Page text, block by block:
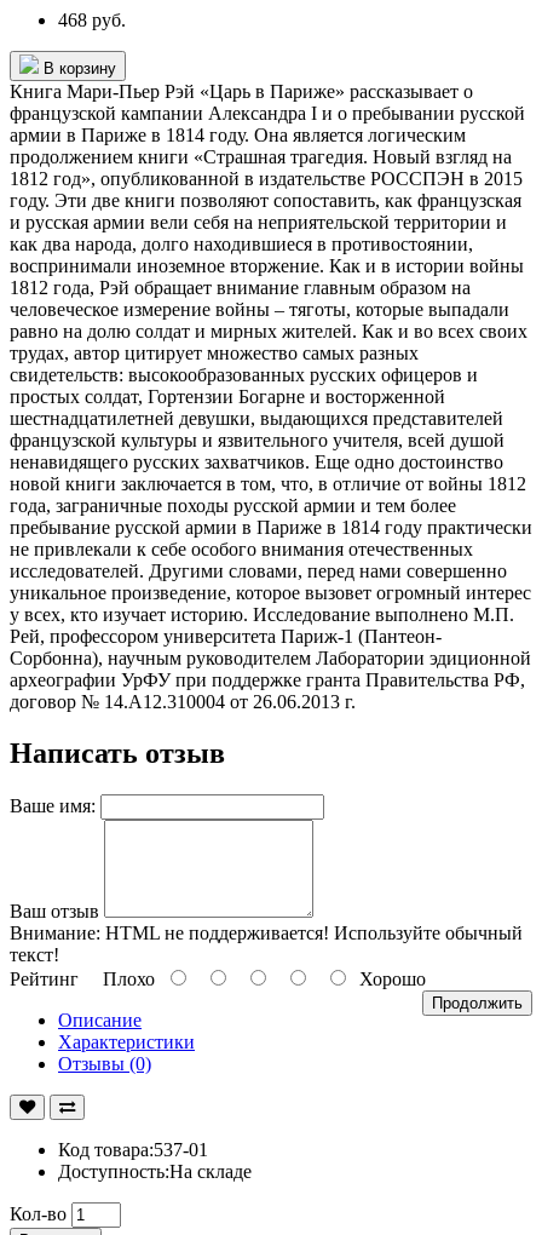
468 руб.
В корзину
Книга Мари-Пьер Рэй «Царь в Париже» рассказывает о
французской кампании Александра I и о пребывании русской
армии в Париже в 1814 году. Она является логическим
продолжением книги «Страшная трагедия. Новый взгляд на
1812 год», опубликованной в издательстве РОССПЭН в 2015
году. Эти две книги позволяют сопоставить, как французская
и русская армии вели себя на неприятельской территории и
как два народа, долго находившиеся в противостоянии,
воспринимали иноземное вторжение. Как и в истории войны
1812 года, Рэй обращает внимание главным образом на
человеческое измерение войны – тяготы, которые выпадали
равно на долю солдат и мирных жителей. Как и во всех своих
трудах, автор цитирует множество самых разных
свидетельств: высокообразованных русских офицеров и
простых солдат, Гортензии Богарне и восторженной
шестнадцатилетней девушки, выдающихся представителей
французской культуры и язвительного учителя, всей душой
ненавидящего русских захватчиков. Еще одно достоинство
новой книги заключается в том, что, в отличие от войны 1812
года, заграничные походы русской армии и тем более
пребывание русской армии в Париже в 1814 году практически
не привлекали к себе особого внимания отечественных
исследователей. Другими словами, перед нами совершенно
уникальное произведение, которое вызовет огромный интерес
у всех, кто изучает историю. Исследование выполнено М.П.
Рей, профессором университета Париж-1 (Пантеон-
Сорбонна), научным руководителем Лаборатории эдиционной
археографии УрФУ при поддержке гранта Правительства РФ,
договор № 14.А12.310004 от 26.06.2013 г.
Написать отзыв
Ваше имя:
Ваш отзыв
Внимание: HTML не поддерживается! Используйте обычный
текст!
Рейтинг Плохо Хорошо
Продолжить
Описание
Характеристики
Отзывы (0)
Код товара:537-01
Доступность:На складе
Кол-во